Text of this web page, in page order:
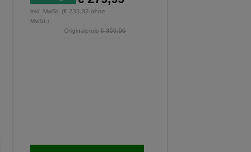
inkl. MwSt. (€ 233,33 ohne
MwSt.)
Originalpreis€ 359,99